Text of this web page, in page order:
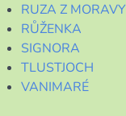
RUZA Z MORAVY
RŮŽENKA
SIGNORA
TLUSTJOCH
VANIMARÉ